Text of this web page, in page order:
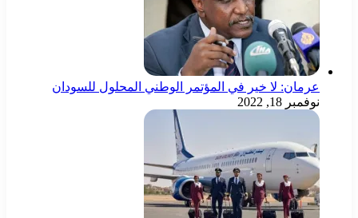
عرمان: لا خير في المؤتمر الوطني المحلول للسودان